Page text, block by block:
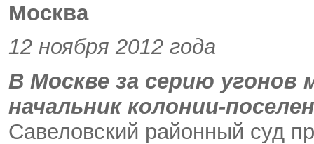
Москва
12 ноября 2012 года
В Москве за серию
начальник колонии-
Савеловский районный суд